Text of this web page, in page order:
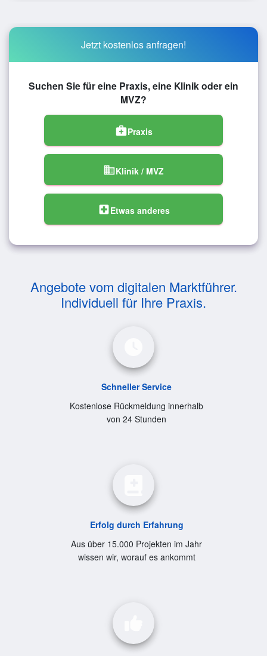
Jetzt kostenlos anfragen!
Suchen Sie für eine Praxis, eine Klinik oder ein
MVZ?
medical_servicesPraxis
domainKlinik / MVZ
local_hospitalEtwas anderes
Angebote vom digitalen Marktführer.
Individuell für Ihre Praxis.
Schneller Service
Kostenlose Rückmeldung innerhalb
von 24 Stunden
Erfolg durch Erfahrung
Aus über 15.000 Projekten im Jahr
wissen wir, worauf es ankommt